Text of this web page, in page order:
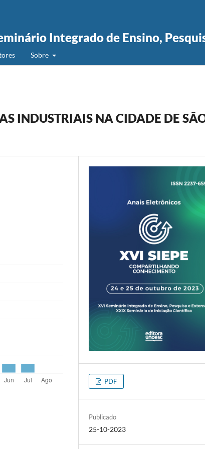
Integrado de Ensino,
Sobre
INDUSTRIAIS NA CIDADE DE
PDF
Publicado
25-10-2023